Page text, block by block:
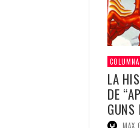
LA
DE
GUNS
MAX